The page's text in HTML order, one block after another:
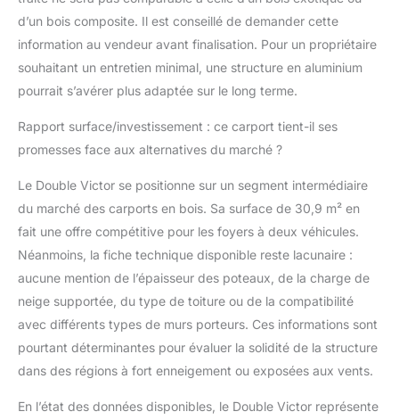
d’un bois composite. Il est conseillé de demander cette
information au vendeur avant finalisation. Pour un propriétaire
souhaitant un entretien minimal, une structure en aluminium
pourrait s’avérer plus adaptée sur le long terme.
Rapport surface/investissement : ce carport tient-il ses
promesses face aux alternatives du marché ?
Le Double Victor se positionne sur un segment intermédiaire
du marché des carports en bois. Sa surface de 30,9 m² en
fait une offre compétitive pour les foyers à deux véhicules.
Néanmoins, la fiche technique disponible reste lacunaire :
aucune mention de l’épaisseur des poteaux, de la charge de
neige supportée, du type de toiture ou de la compatibilité
avec différents types de murs porteurs. Ces informations sont
pourtant déterminantes pour évaluer la solidité de la structure
dans des régions à fort enneigement ou exposées aux vents.
En l’état des données disponibles, le Double Victor représente